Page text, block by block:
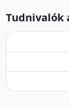
Tudnivalók